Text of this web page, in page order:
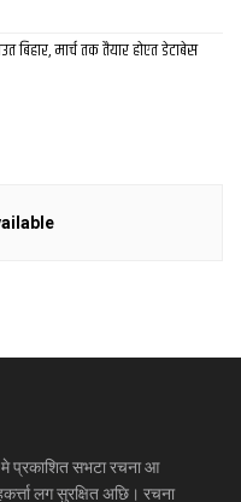
मार्च तक तैयार होएत डेटाबेस
मे प्रकाशित सभटा रचना आ
लग सुरक्षित अछि। रचना